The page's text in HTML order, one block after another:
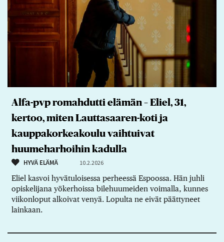
Alfa-pvp romahdutti elämän – Eliel, 31,
kertoo, miten Lauttasaaren-koti ja
kauppakorkeakoulu vaihtuivat
huumeharhoihin kadulla
HYVÄ ELÄMÄ 10.2.2026
Eliel kasvoi hyvätuloisessa perheessä Espoossa. Hän juhli
opiskelijana yökerhoissa bilehuumeiden voimalla, kunnes
viikonloput alkoivat venyä. Lopulta ne eivät päättyneet
lainkaan.